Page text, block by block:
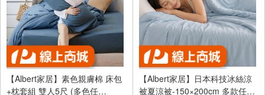
【Albert家居】素色親膚棉 床包
+枕套組 雙人5尺 (多色任
【Albert家居】日本科技冰絲涼
被夏涼被-150×200cm 多款任選